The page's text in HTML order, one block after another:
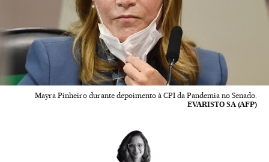
Mayra Pinheiro durante depoimento à CPI da Pandemia no Senado.
EVARISTO SA (AFP)